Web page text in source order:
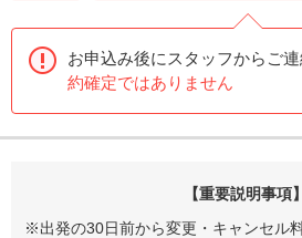
お申込み後にスタッフからご連
約確定ではありません
【重要説明事項】
※出発の30日前から変更・キャンセル